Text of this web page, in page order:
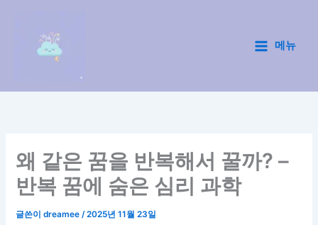
너
Menu
메뉴
왜 같은 꿈을 반복해서 꿀까? –
반복 꿈에 숨은 심리 과학
글쓴이dreamee/2025년 11월 23일